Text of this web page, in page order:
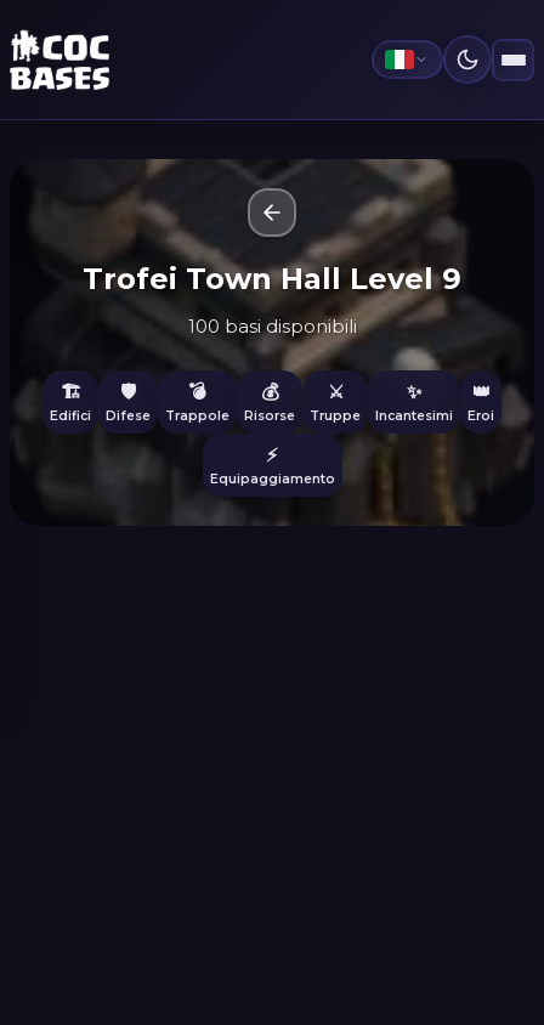
Trofei Town Hall Level 9
100 basi disponibili
🏗️
Edifici
🛡️
Difese
💣
Trappole
💰
Risorse
⚔️
Truppe
✨
Incantesimi
👑
Eroi
⚡
Equipaggiamento